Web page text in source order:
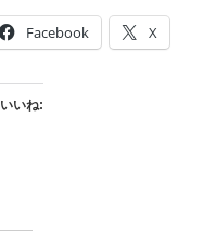
Facebook X
いいね: